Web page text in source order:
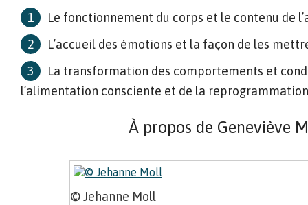
Le fonctionnement du corps et le contenu de
L’accueil des émotions et la façon de les
La transformation des comportements et
l’alimentation consciente et de la
À propos de Geneviève
© Jehanne Moll